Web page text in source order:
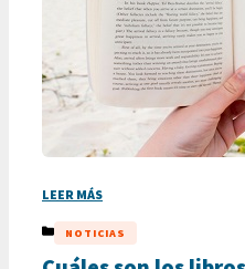
LEER MÁS
CATEGORÍAS
NOTICIAS